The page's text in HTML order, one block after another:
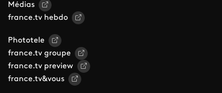
Médias
france.tv hebdo
Phototele
france.tv groupe
france.tv preview
france.tv&vous